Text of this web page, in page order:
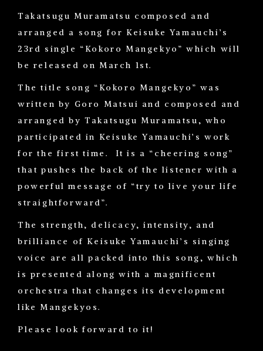
Takatsugu Muramatsu composed and
arranged a song for Keisuke Yamauchi’s
23rd single “Kokoro Mangekyo” which will
be released on March 1st.
The title song “Kokoro Mangekyo” was
written by Goro Matsui and composed and
arranged by Takatsugu Muramatsu, who
participated in Keisuke Yamauchi’s work
for the first time. It is a “cheering song”
that pushes the back of the listener with a
powerful message of “try to live your life
straightforward”.
The strength, delicacy, intensity, and
brilliance of Keisuke Yamauchi’s singing
voice are all packed into this song, which
is presented along with a magnificent
orchestra that changes its development
like Mangekyos.
Please look forward to it!